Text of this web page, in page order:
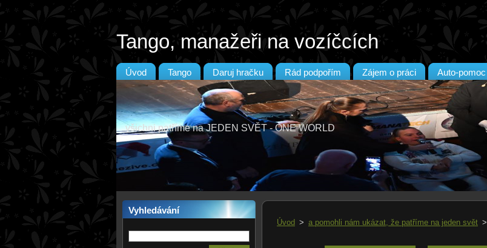
Tango, manažeři na vozíčcích
Úvod Tango Daruj hračku Rád podpořím Zájem o práci Auto-pomoc
všichni patříme na JEDEN SVĚT - ONE WORLD
Vyhledávání
Úvod > a pomohli nám ukázat, že patříme na jeden svět >